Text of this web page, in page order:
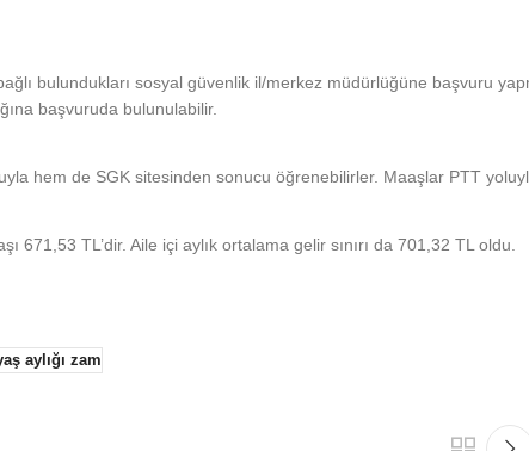
bağlı bulundukları sosyal güvenlik il/merkez müdürlüğüne başvuru
başvuruda bulunulabilir.
hem de SGK sitesinden sonucu öğrenebilirler. Maaşlar PTT
671,53 TL’dir. Aile içi aylık ortalama gelir sınırı da 701,32 TL oldu.
aylığı zam